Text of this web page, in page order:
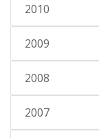
2010
2009
2008
2007